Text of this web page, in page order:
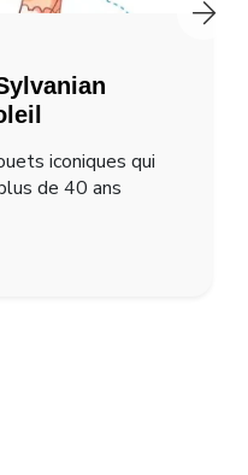
iconiques qui
de 40 ans